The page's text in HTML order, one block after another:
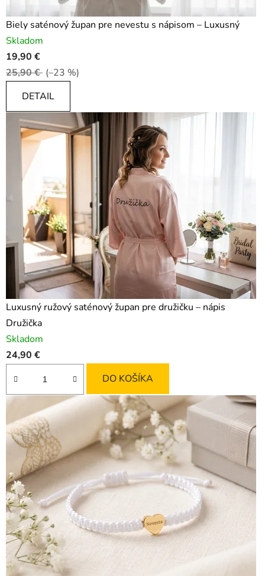
z
l
ú
č
o
b
o
d
o
u
.
Biely saténový župan pre nevestu s nápisom – Luxusný
Skladom
19,90 €
25,90 € (–23 %)
DETAIL
Luxusný ružový saténový župan pre družičku – nápis
Družička
Skladom
24,90 €
DO KOŠÍKA